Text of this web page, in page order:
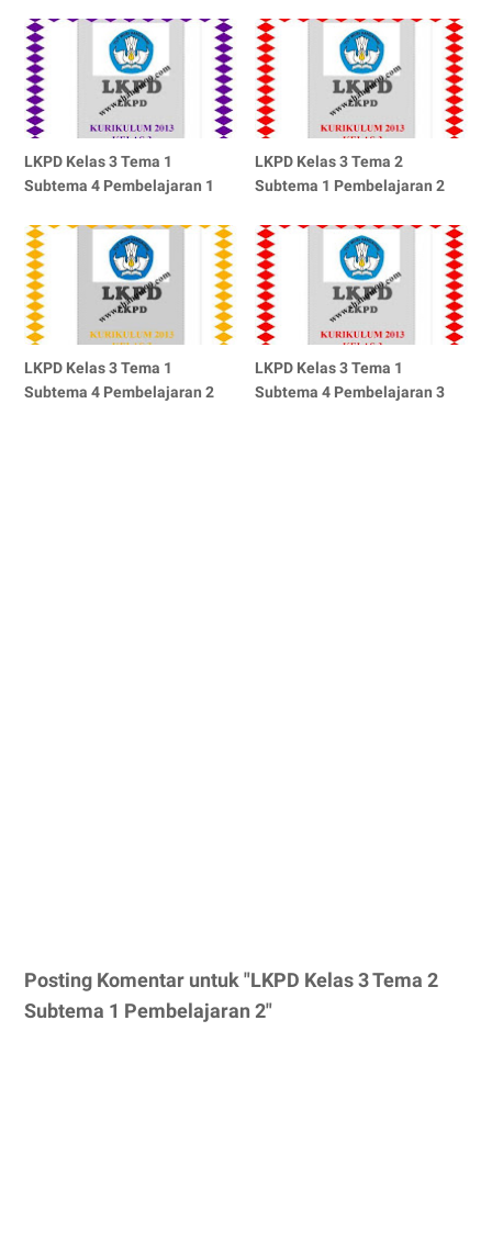
LKPD Kelas 3 Tema 1
Subtema 4 Pembelajaran 1
LKPD Kelas 3 Tema 2
Subtema 1 Pembelajaran 2
LKPD Kelas 3 Tema 1
Subtema 4 Pembelajaran 2
LKPD Kelas 3 Tema 1
Subtema 4 Pembelajaran 3
Posting Komentar untuk "LKPD Kelas 3 Tema 2
Subtema 1 Pembelajaran 2"